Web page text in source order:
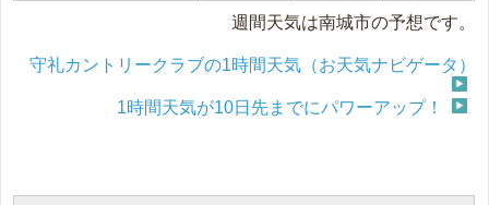
週間天気は南城市の予想です。
守礼カントリークラブの1時間天気（お天気ナビゲータ）
1時間天気が10日先までにパワーアップ！